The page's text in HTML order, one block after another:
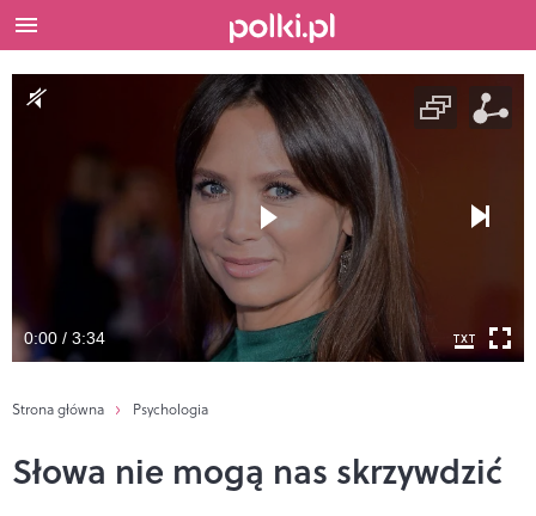
0:00 / 3:34
Strona główna Psychologia
Słowa nie mogą nas skrzywdzić